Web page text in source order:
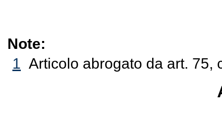
Note:
1 Articolo abrogato da art. 75,